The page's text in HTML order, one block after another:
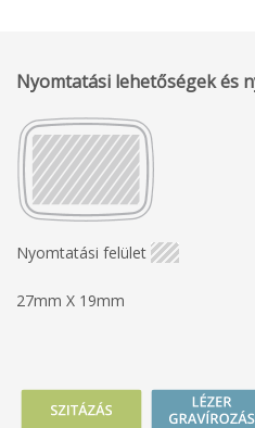
Nyomtatási lehetőségek és
Nyomtatási felület
27mm X 19mm